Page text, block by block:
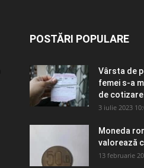
POSTĂRI POPULARE
Vârsta de
femei s-a
de
3 iulie 2023
Moneda
valorează
13 februarie